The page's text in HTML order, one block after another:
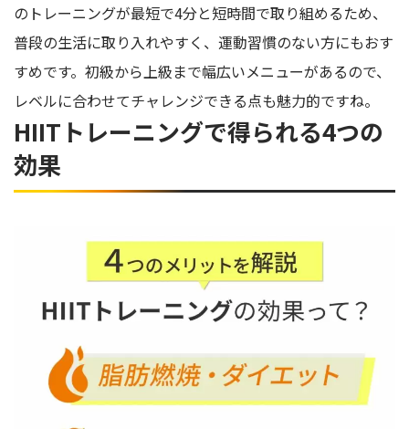
のトレーニングが最短で4分と短時間で取り組めるため、
普段の生活に取り入れやすく、運動習慣のない方にもおす
すめです。初級から上級まで幅広いメニューがあるので、
レベルに合わせてチャレンジできる点も魅力的ですね。
HIITトレーニングで得られる4つの
効果